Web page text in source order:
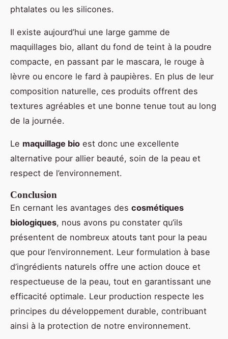
phtalates ou les silicones.
Il existe aujourd’hui une large gamme de
maquillages bio, allant du fond de teint à la poudre
compacte, en passant par le mascara, le rouge à
lèvre ou encore le fard à paupières. En plus de leur
composition naturelle, ces produits offrent des
textures agréables et une bonne tenue tout au long
de la journée.
Le maquillage bio est donc une excellente
alternative pour allier beauté, soin de la peau et
respect de l’environnement.
Conclusion
En cernant les avantages des cosmétiques
biologiques, nous avons pu constater qu’ils
présentent de nombreux atouts tant pour la peau
que pour l’environnement. Leur formulation à base
d’ingrédients naturels offre une action douce et
respectueuse de la peau, tout en garantissant une
efficacité optimale. Leur production respecte les
principes du développement durable, contribuant
ainsi à la protection de notre environnement.